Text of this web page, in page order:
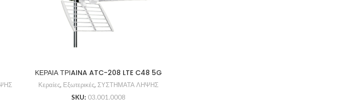
ΚΕΡΑΙΑ ΤΡΙAINA ATC-208 LTE C48 5G
Κεραίες, Εξωτερικές, ΣΥΣΤΗΜΑΤΑ ΛΗΨΗΣ
SKU: 03.001.0008